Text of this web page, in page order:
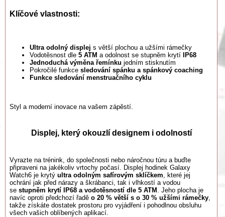
Klíčové vlastnosti:
Ultra odolný displej s větší plochou a užšími rámečky
Vodotěsnost dle 5 ATM a odolnost se stupněm krytí IP68
Jednoduchá výměna řemínku jedním stisknutím
Pokročilé funkce sledování spánku a spánkový coaching
Funkce sledování menstruačního cyklu
Styl a moderní inovace na vašem zápěstí.
Displej, který okouzlí designem i odolností
Vyrazte na trénink, do společnosti nebo náročnou túru a buďte
připraveni na jakékoliv vrtochy počasí. Displej hodinek Galaxy
Watch6 je krytý ultra odolným safírovým sklíčkem , které jej
ochrání jak před nárazy a škrábanci, tak i vlhkostí a vodou
se stupněm krytí IP68 a vodotěsností dle 5 ATM . Jeho plocha je
navíc oproti předchozí řadě o 20 % větší s o 30 % užšími rámečky
takže získáte dostatek prostoru pro vyjádření i pohodlnou obsluhu
všech vašich oblíbených aplikací.